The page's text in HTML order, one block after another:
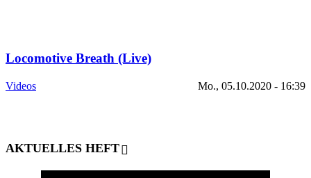
Locomotive Breath (Live)
Videos Mo., 05.10.2020 - 16:39
AKTUELLES HEFT